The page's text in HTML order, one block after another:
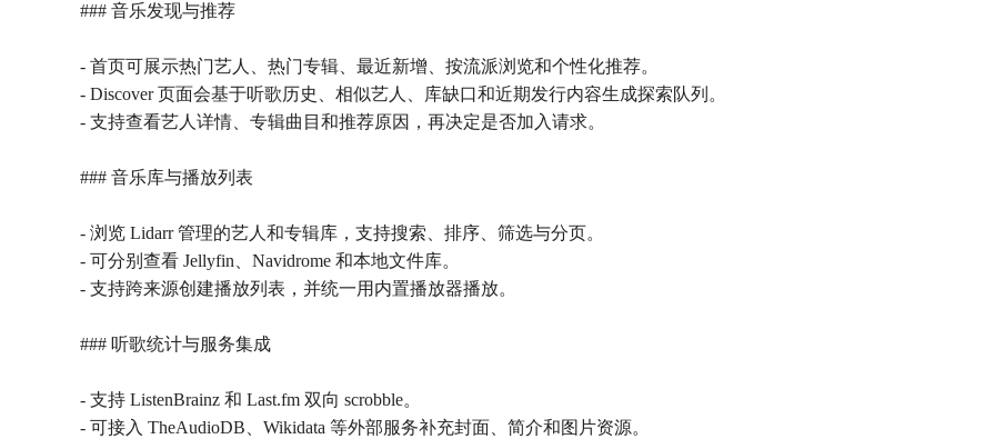
### 音乐发现与推荐
- 首页可展示热门艺人、热门专辑、最近新增、按流派浏览和个性化推荐。
- Discover 页面会基于听歌历史、相似艺人、库缺口和近期发行内容生成探索队列。
- 支持查看艺人详情、专辑曲目和推荐原因，再决定是否加入请求。
### 音乐库与播放列表
- 浏览 Lidarr 管理的艺人和专辑库，支持搜索、排序、筛选与分页。
- 可分别查看 Jellyfin、Navidrome 和本地文件库。
- 支持跨来源创建播放列表，并统一用内置播放器播放。
### 听歌统计与服务集成
- 支持 ListenBrainz 和 Last.fm 双向 scrobble。
- 可接入 TheAudioDB、Wikidata 等外部服务补充封面、简介和图片资源。